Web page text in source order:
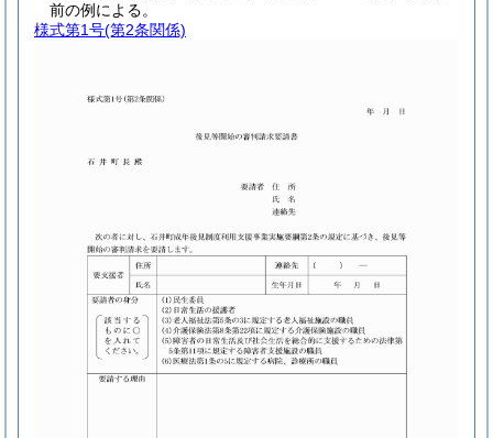
前の例による。
様式第1号(第2条関係)